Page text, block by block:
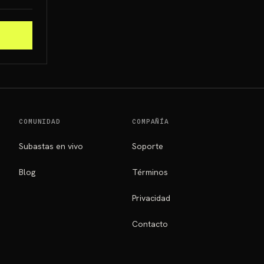
COMUNIDAD
Subastas en vivo
Blog
COMPAÑÍA
Soporte
Términos
Privacidad
Contacto